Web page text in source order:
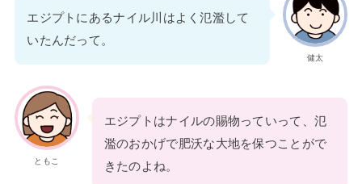
健太
エジプトにあるナイル川はよく氾濫して
いたんだって。
ともこ
エジプトはナイルの賜物っていって、氾
濫のおかげで肥沃な大地を保つことがで
きたのよね。